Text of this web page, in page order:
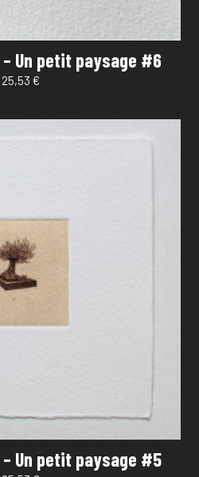
– Un petit paysage #6
25,53 €
– Un petit paysage #5